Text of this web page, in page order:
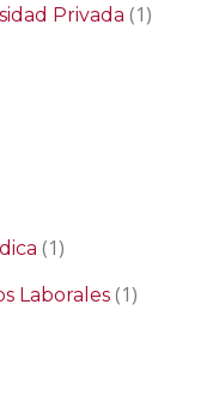
Privada (1)
(1)
Laborales (1)